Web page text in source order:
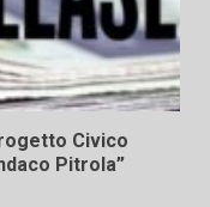
Civico
Pitrola”